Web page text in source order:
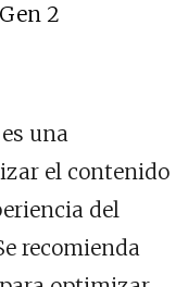
2
es una
el contenido
del
recomienda